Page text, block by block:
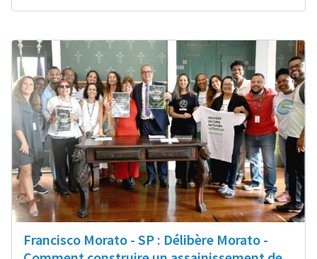
Francisco Morato - SP : Délibère Morato -